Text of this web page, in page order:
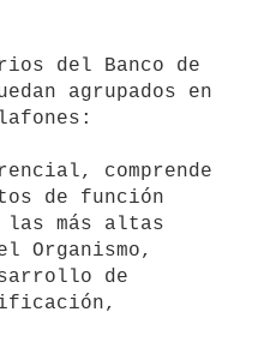
agrupados en
comprende
de función
las más altas
Organismo,
de